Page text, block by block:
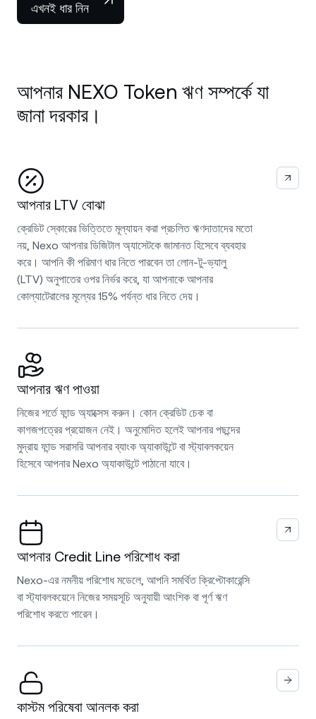
এখনই ধার নিন
আপনার NEXO Token ঋণ সম্পর্কে যা
জানা দরকার।
আপনার LTV বোঝা
ক্রেডিট স্কোরের ভিত্তিতে মূল্যায়ন করা প্রচলিত ঋণদাতাদের মতো
নয়, Nexo আপনার ডিজিটাল অ্যাসেটকে জামানত হিসেবে ব্যবহার
করে। আপনি কী পরিমাণ ধার নিতে পারবেন তা লোন-টু-ভ্যালু
(LTV) অনুপাতের ওপর নির্ভর করে, যা আপনাকে আপনার
কোল্যাটেরালের মূল্যের 15% পর্যন্ত ধার নিতে দেয়।
আপনার ঋণ পাওয়া
নিজের শর্তে ফান্ড অ্যাক্সেস করুন। কোন ক্রেডিট চেক বা
কাগজপত্রের প্রয়োজন নেই। অনুমোদিত হলেই আপনার পছন্দের
মুদ্রায় ফান্ড সরাসরি আপনার ব্যাংক অ্যাকাউন্টে বা স্ট্যাবলকয়েন
হিসেবে আপনার Nexo অ্যাকাউন্টে পাঠানো যাবে।
আপনার Credit Line পরিশোধ করা
Nexo-এর নমনীয় পরিশোধ মডেলে, আপনি সমর্থিত ক্রিপ্টোকারেন্সি
বা স্ট্যাবলকয়েনে নিজের সময়সূচি অনুযায়ী আংশিক বা পূর্ণ ঋণ
পরিশোধ করতে পারেন।
কাস্টম পরিষেবা আনলক করা